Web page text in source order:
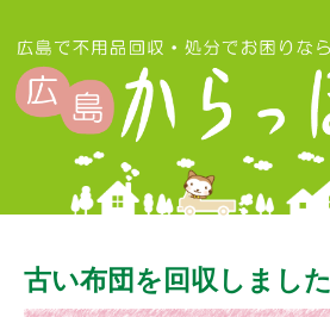
古い布団を回収しました